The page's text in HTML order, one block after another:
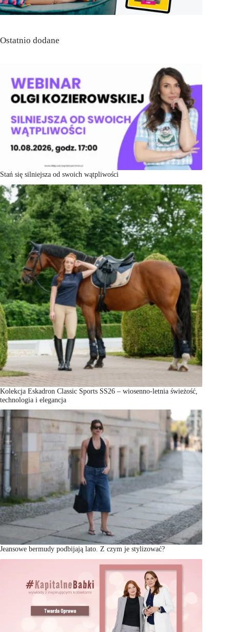
Ostatnio dodane
Stań się silniejsza od swoich wątpliwości
Kolekcja Eskadron Classic Sports SS26 – wiosenno-letnia świeżość,
technologia i elegancja
Jeansowe bermudy podbijają lato. Z czym je stylizować?